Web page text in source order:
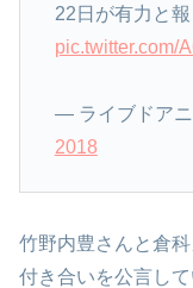
22日が有力と報
pic.twitter.com/
— ライブドア
2018
竹野内豊さんと倉
付き合いを公言し